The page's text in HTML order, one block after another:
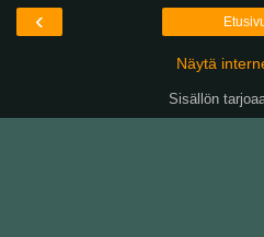
‹
Näytä
Sisällön